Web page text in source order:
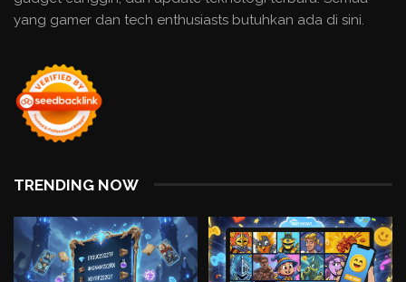
yang gamer dan tech enthusiasts butuhkan ada di sini.
TRENDING NOW